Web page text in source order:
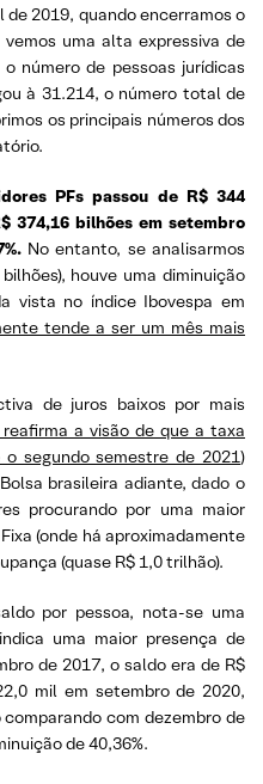
de 2019, quando encerramos o
uma alta expressiva de
número de pessoas jurídicas
à 31.214, o número total de
os principais números dos
PFs passou de R$ 344
374,16 bilhões em setembro
No entanto, se analisarmos
houve uma diminuição
vista no índice Ibovespa em
tende a ser um mês mais
de juros baixos por mais
a visão de que a taxa
segundo semestre de 2021)
brasileira adiante, dado o
procurando por uma maior
(onde há aproximadamente
(quase R$ 1,0 trilhão).
por pessoa, nota-se uma
uma maior presença de
de 2017, o saldo era de R$
mil em setembro de 2020,
com dezembro de
de 40,36%.